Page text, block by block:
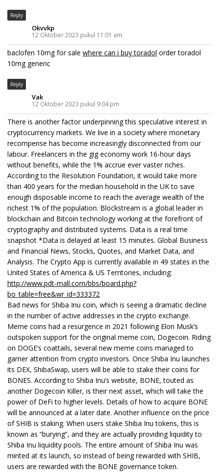
Reply
Okvvkp
12 Oktober 2023 pukul 11:01 am
baclofen 10mg for sale where can i buy toradol order toradol
10mg generic
Reply
Vak
12 Oktober 2023 pukul 9:04 pm
There is another factor underpinning this speculative interest in
cryptocurrency markets. We live in a society where monetary
recompense has become increasingly disconnected from our
labour. Freelancers in the gig economy work 16-hour days
without benefits, while the 1% accrue ever vaster riches.
According to the Resolution Foundation, it would take more
than 400 years for the median household in the UK to save
enough disposable income to reach the average wealth of the
richest 1% of the population. Blockstream is a global leader in
blockchain and Bitcoin technology working at the forefront of
cryptography and distributed systems. Data is a real time
snapshot *Data is delayed at least 15 minutes. Global Business
and Financial News, Stocks, Quotes, and Market Data, and
Analysis. The Crypto App is currently available in 49 states in the
United States of America & US Territories, including:
http://www.pdt-mall.com/bbs/board.php?
bo_table=free&wr_id=333372
Bad news for Shiba Inu coin, which is seeing a dramatic decline
in the number of active addresses in the crypto exchange.
Meme coins had a resurgence in 2021 following Elon Musk’s
outspoken support for the original meme coin, Dogecoin. Riding
on DOGE’s coattails, several new meme coins managed to
garner attention from crypto investors. Once Shiba Inu launches
its DEX, ShibaSwap, users will be able to stake their coins for
BONES. According to Shiba Inu’s website, BONE, touted as
another Dogecoin Killer, is their next asset, which will take the
power of DeFi to higher levels. Details of how to acquire BONE
will be announced at a later date. Another influence on the price
of SHIB is staking. When users stake Shiba Inu tokens, this is
known as “burying”, and they are actually providing liquidity to
Shiba Inu liquidity pools. The entire amount of Shiba Inu was
minted at its launch, so instead of being rewarded with SHIB,
users are rewarded with the BONE governance token.